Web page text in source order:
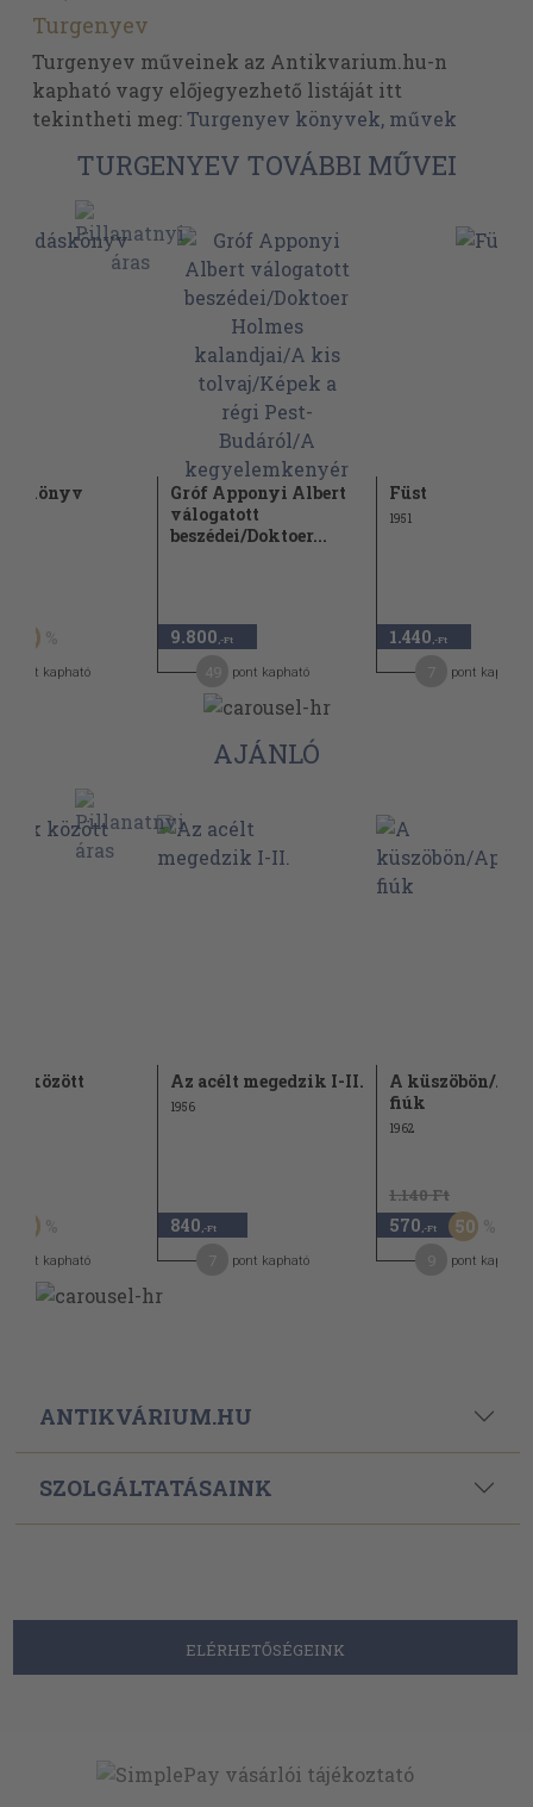
Turgenyev
Turgenyev műveinek az Antikvarium.hu-n
kapható vagy előjegyezhető listáját itt
tekintheti meg:Turgenyev könyvek, művek
TURGENYEV TOVÁBBI MŰVEI
50
pont kapható
Gróf Apponyi Albert
válogatott
beszédei/Doktoer...
9.800 ,-Ft
pont kapható
Füst
1951
1.440 ,-Ft
pont kapható
AJÁNLÓ
között
50
pont kapható
Az acélt megedzik I-II.
1956
840 ,-Ft
pont kapható
A küszöbön/
fiúk
1962
1.140 Ft
570 ,-Ft 50
pont kapható
ANTIKVÁRIUM.HU
SZOLGÁLTATÁSAINK
ELÉRHETŐSÉGEINK